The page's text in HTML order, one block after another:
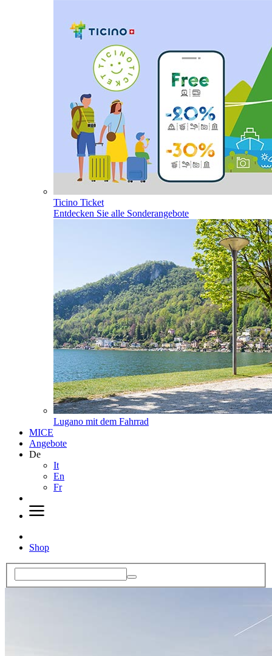
Ticino Ticket
Entdecken Sie alle Sonderangebote
Lugano mit dem Fahrrad
MICE
Angebote
De
It
En
Fr
Shop